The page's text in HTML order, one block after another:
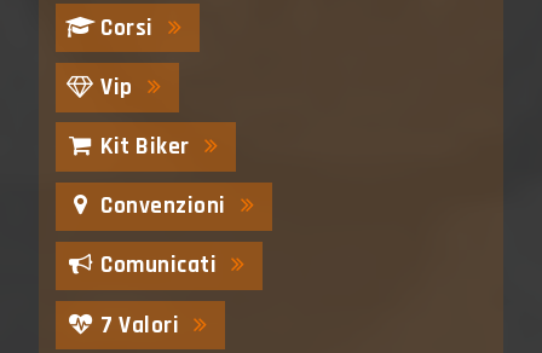
Corsi
Vip
Kit Biker
Convenzioni
Comunicati
7 Valori